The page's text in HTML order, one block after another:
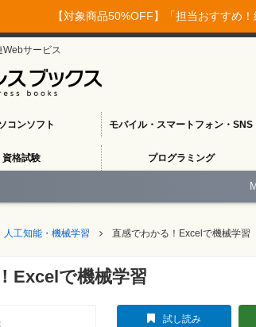
【対象商品50%OFF】「担当おすすめ
Webサービス
コンソフト モバイル・スマートフォン・SNS
資格試験 プログラミング
人工知能・機械学習 直感でわかる！Excelで機械学習
Excelで機械学習
試し読み